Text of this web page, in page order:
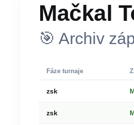
Mačkal
🎯 Archiv
Fáze turnaje
zsk
zsk